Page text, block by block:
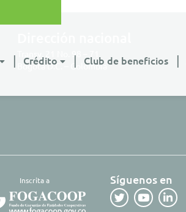
Crédito Club de beneficios
Transv. 21 No. 98 – 71
Bogotá D.C. – Colombia
Inscrita a Síguenos en